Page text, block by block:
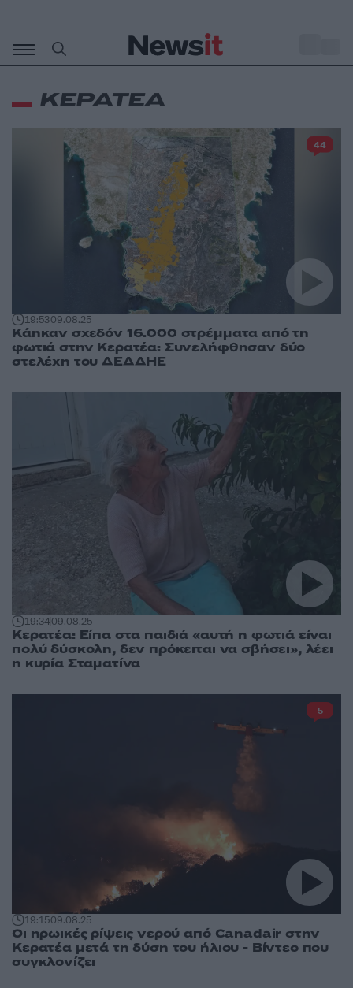
περιεχόμενο
ΚΕΡΑΤΕΑ
19:5309.08.25
Κάηκαν σχεδόν 16.000 στρέμματα από τη
φωτιά στην Κερατέα: Συνελήφθησαν δύο
στελέχη του ΔΕΔΔΗΕ
44
19:3409.08.25
Κερατέα: Είπα στα παιδιά «αυτή η φωτιά είναι
πολύ δύσκολη, δεν πρόκειται να σβήσει», λέει
η κυρία Σταματίνα
19:1509.08.25
Οι ηρωικές ρίψεις νερού από Canadair στην
Κερατέα μετά τη δύση του ήλιου - Βίντεο που
συγκλονίζει
5